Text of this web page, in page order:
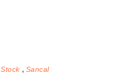
Stock Sancal